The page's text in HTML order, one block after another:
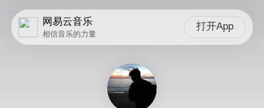
网易云音乐
相信音乐的力量
打开App